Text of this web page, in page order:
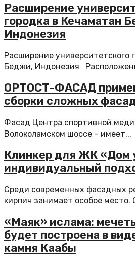
Расширение
городка в Кечаматан
Индонезия
Расширение университетского
Беджи, Индонезия
ОРТОСТ-ФАСАД
сборки сложных
Фасад Центра спортивной
Волоколамском шоссе – имеет...
Клинкер для ЖК «Дом
индивидуальный
Среди современных фасадных
кирпич занимает особое место.
«Маяк» ислама:
будет построена в
камня Каабы